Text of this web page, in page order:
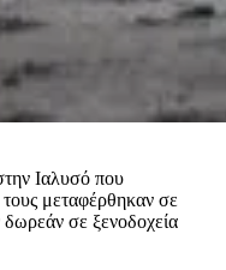
Ιαλυσό που
μεταφέρθηκαν σε
δωρεάν σε ξενοδοχεία